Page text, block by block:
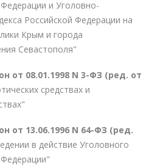
и Уголовно-
Российской Федерации на
Крым и города
Севастополя"
от 08.01.1998 N 3-ФЗ (ред. от
средствах и
от 13.06.1996 N 64-ФЗ (ред.
в действие Уголовного